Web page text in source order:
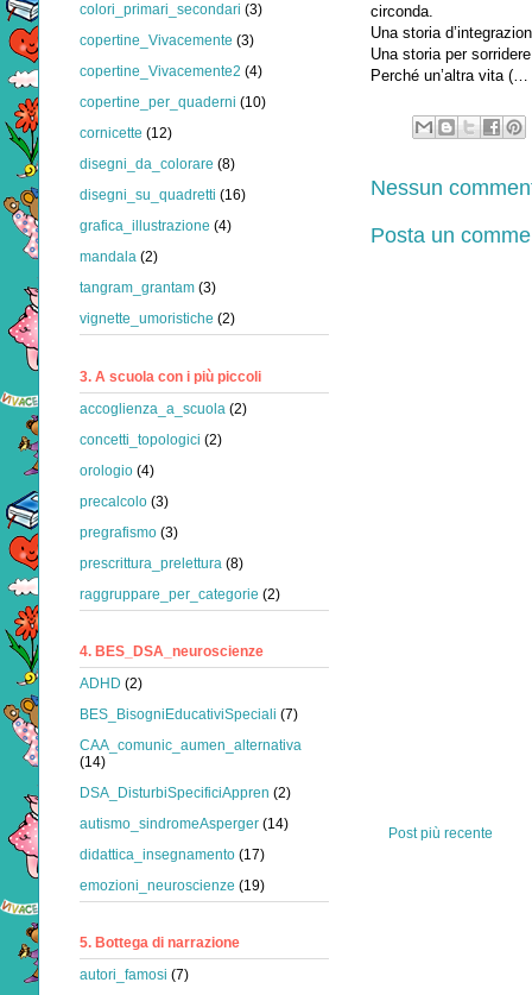
circonda.
Una storia
Una storia per
Perché un’altra vita
Nessun
Posta un
Post più recente
colori_primari_secondari (3)
copertine_Vivacemente (3)
copertine_Vivacemente2 (4)
copertine_per_quaderni (10)
cornicette (12)
disegni_da_colorare (8)
disegni_su_quadretti (16)
grafica_illustrazione (4)
mandala (2)
tangram_grantam (3)
vignette_umoristiche (2)
3. A scuola con i più piccoli
accoglienza_a_scuola (2)
concetti_topologici (2)
orologio (4)
precalcolo (3)
pregrafismo (3)
prescrittura_prelettura (8)
raggruppare_per_categorie (2)
4. BES_DSA_neuroscienze
ADHD (2)
BES_BisogniEducativiSpeciali (7)
CAA_comunic_aumen_alternativa
(14)
DSA_DisturbiSpecificiAppren (2)
autismo_sindromeAsperger (14)
didattica_insegnamento (17)
emozioni_neuroscienze (19)
5. Bottega di narrazione
autori_famosi (7)